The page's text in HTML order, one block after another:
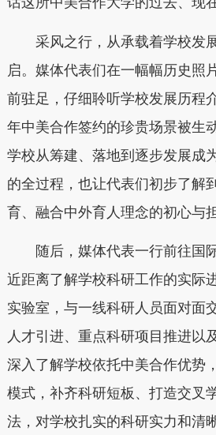
采风之行，从承载着学校发
启。媒体代表们在一幅幅历史照
前驻足，仔细聆听学校发展历程
年中美合作签约的珍贵场景被生
学校从筹建、落地到逐步发展成
的全过程，也让代表们初步了解
育、融合中外育人理念的初心与
随后，媒体代表一行前往国际
近距离了解学校科研工作的实际
实验室，与一线科研人员面对面
人才引进、重点科研项目推进以
深入了解学校依托中美合作优势
模式，补齐科研短板、打造交叉
法，对学校扎实的科研实力和清